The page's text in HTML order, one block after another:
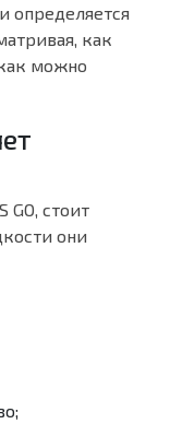
определяется
как
можно
GO, стоит
они